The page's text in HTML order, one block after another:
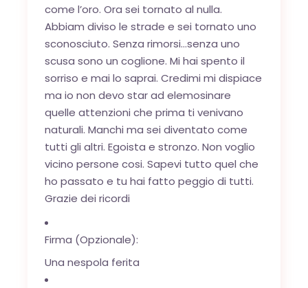
come l’oro. Ora sei tornato al nulla.
Abbiam diviso le strade e sei tornato uno
sconosciuto. Senza rimorsi…senza uno
scusa sono un coglione. Mi hai spento il
sorriso e mai lo saprai. Credimi mi dispiace
ma io non devo star ad elemosinare
quelle attenzioni che prima ti venivano
naturali. Manchi ma sei diventato come
tutti gli altri. Egoista e stronzo. Non voglio
vicino persone cosi. Sapevi tutto quel che
ho passato e tu hai fatto peggio di tutti.
Grazie dei ricordi
Firma (Opzionale):
Una nespola ferita